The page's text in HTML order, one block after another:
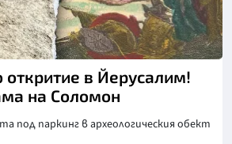
откритие в Йерусалим!
на Соломон
под паркинг в археологическия обект